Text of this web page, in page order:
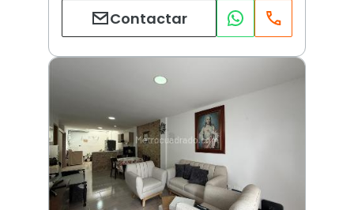
Contactar